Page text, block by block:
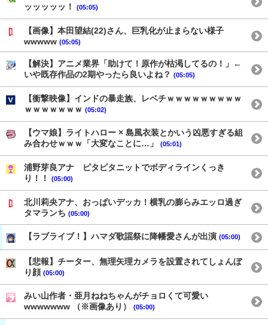
ッッッッッ！
(05:05)
【画像】本田望結(22)さん、巨乳化が止まらない様子
wwwww (05:05)
【解決】アニメ業界「助けて！原作が枯渇してるの！」←
いや既存作品の2期やったら良いよね？ (05:05)
【衝撃映像】インドの暴走族、レベチｗｗｗｗｗｗｗｗｗ
ｗｗｗｗｗｗｗ (05:02)
【ウマ娘】ライトハロー × 島風衣装とかいう凶悪すぎる組
み合わせｗｗｗ「大変なことに…」
(05:01)
浦野芽良アナ ピタピタニットでボディラインくっき
り！！
(05:00)
北川莉央アナ、おっぱいデッカ！横乳の膨らみエッロ過ぎ
タマランち (05:00)
【ラブライブ！】ハマダ歌謡祭に降幡愛さんが出演 (05:00)
【悲報】チーター、無理矢理カメラを設置されてしょんぼ
り顔 (05:00)
みい山作者・亜月ねねちゃんがチョロくて可愛い
wwwwwww （※画像あり）
(05:00)